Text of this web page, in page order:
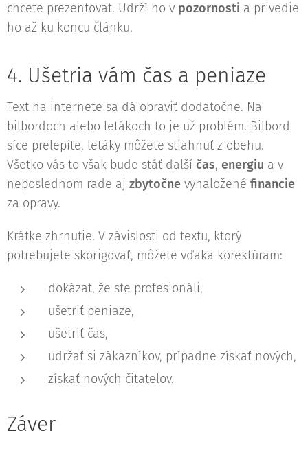
chcete prezentovať. Udrží ho v pozornosti a privedie
ho až ku koncu článku.
4. Ušetria vám čas a peniaze
Text na internete sa dá opraviť dodatočne. Na
bilbordoch alebo letákoch to je už problém. Bilbord
síce prelepíte, letáky môžete stiahnuť z obehu.
Všetko vás to však bude stáť ďalší čas, energiu a v
neposlednom rade aj zbytočne vynaložené financie
za opravy.
Krátke zhrnutie. V závislosti od textu, ktorý
potrebujete skorigovať, môžete vďaka korektúram:
dokázať, že ste profesionáli,
ušetriť peniaze,
ušetriť čas,
udržať si zákazníkov, prípadne získať nových,
získať nových čitateľov.
Záver